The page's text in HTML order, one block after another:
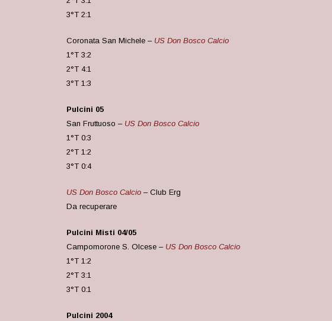
3°T 2:1
Coronata San Michele – US Don Bosco Calcio
1°T 3:2
2°T 4:1
3°T 1:3
Pulcini 05
San Fruttuoso – US Don Bosco Calcio
1°T 0:3
2°T 1:2
3°T 0:4
US Don Bosco Calcio – Club Erg
Da recuperare
Pulcini Misti 04/05
Campomorone S. Olcese – US Don Bosco Calcio
1°T 1:2
2°T 3:1
3°T 0:1
Pulcini 2004